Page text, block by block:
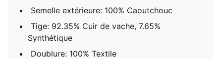
Semelle extérieure: 100% Caoutchouc
Tige: 92.35% Cuir de vache, 7.65%
Synthétique
Doublure: 100% Textile